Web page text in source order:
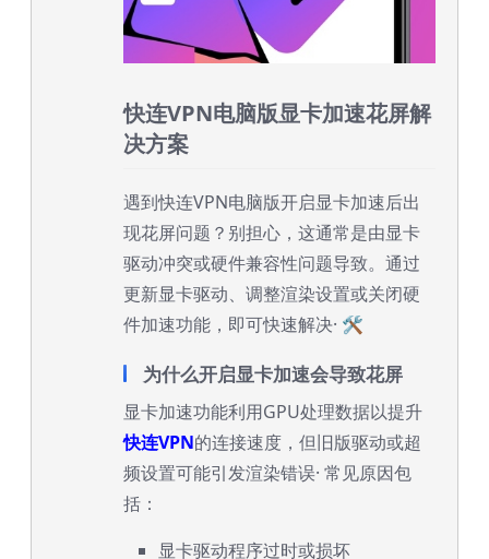
快连VPN电脑版显卡加速花屏解
决方案
遇到快连VPN电脑版开启显卡加速后出
现花屏问题？别担心，这通常是由显卡
驱动冲突或硬件兼容性问题导致。通过
更新显卡驱动、调整渲染设置或关闭硬
件加速功能，即可快速解决· 🛠️
为什么开启显卡加速会导致花屏
显卡加速功能利用GPU处理数据以提升
快连VPN的连接速度，但旧版驱动或超
频设置可能引发渲染错误· 常见原因包
括：
显卡驱动程序过时或损坏